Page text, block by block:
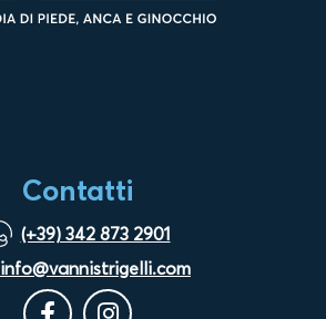
Contatti
(+39) 342 873 2901
info@vannistrigelli.com